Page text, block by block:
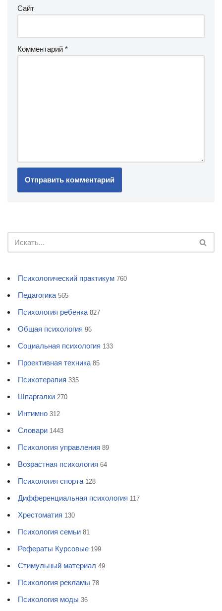
Сайт
Комментарий *
Психологический практикум 760
Педагогика 565
Психология ребенка 827
Общая психология 96
Социальная психология 133
Проективная техника 85
Психотерапия 335
Шпаргалки 270
Интимно 312
Словари 1443
Психология управления 89
Возрастная психология 64
Психология спорта 128
Дифференциальная психология 117
Хрестоматия 130
Психология семьи 81
Рефераты Курсовые 199
Стимульный материал 49
Психология рекламы 78
Психология моды 36